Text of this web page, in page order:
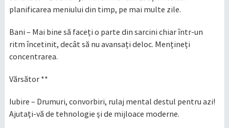
planificarea meniului din timp, pe mai multe zile.
Bani – Mai bine să faceți o parte din sarcini chiar într-un
ritm încetinit, decât să nu avansați deloc. Mențineți
concentrarea.
Vărsător **
Iubire – Drumuri, convorbiri, rulaj mental destul pentru azi!
Ajutați-vă de tehnologie și de mijloace moderne.